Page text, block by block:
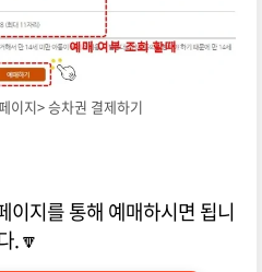
이지> 승차권 결제하기
이지를 통해 예매하시면 됩니
.🔽